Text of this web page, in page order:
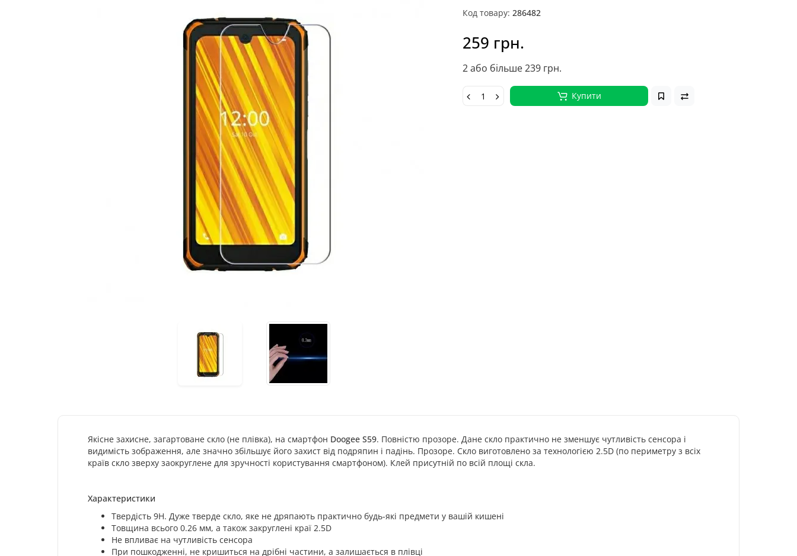
Код товару: 286482
259 грн.
2 або більше 239 грн.
Купити
Якісне захисне, загартоване скло (не плівка), на смартфон Doogee S59. Повністю прозоре. Дане скло практично не зменшує чутливість сенсора і
видимість зображення, але значно збільшує його захист від подряпин і падінь. Прозоре. Скло виготовлено за технологією 2.5D (по периметру з всіх
країв скло зверху заокруглене для зручності користування смартфоном). Клей присутній по всій площі скла.
Характеристики
Твердість 9H. Дуже тверде скло, яке не дряпають практично будь-які предмети у вашій кишені
Товщина всього 0.26 мм, а також закруглені краї 2.5D
Не впливає на чутливість сенсора
При пошкодженні, не кришиться на дрібні частини, а залишається в плівці